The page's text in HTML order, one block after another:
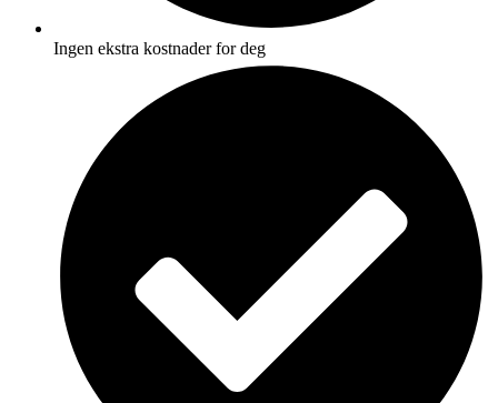
Ingen ekstra kostnader for deg